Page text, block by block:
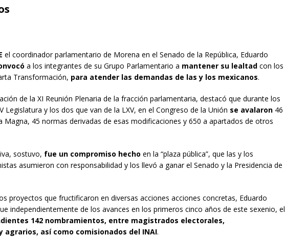
el coordinador parlamentario de Morena en el Senado de la República, Eduardo
a los integrantes de su Grupo Parlamentario a mantener su lealtad con los
Transformación, para atender las demandas de las y los mexicanos.
de la XI Reunión Plenaria de la fracción parlamentaria, destacó que durante los
Legislatura y los dos que van de la LXV, en el Congreso de la Unión se avalaron 46
Magna, 45 normas derivadas de esas modificaciones y 650 a apartados de otros
sostuvo, fue un compromiso hecho en la “plaza pública”, que las y los
asumieron con responsabilidad y los llevó a ganar el Senado y la Presidencia de
proyectos que fructificaron en diversas acciones acciones concretas, Eduardo
independientemente de los avances en los primeros cinco años de este sexenio, el
142 nombramientos, entre magistrados electorales,
agrarios, así como comisionados del INAI.